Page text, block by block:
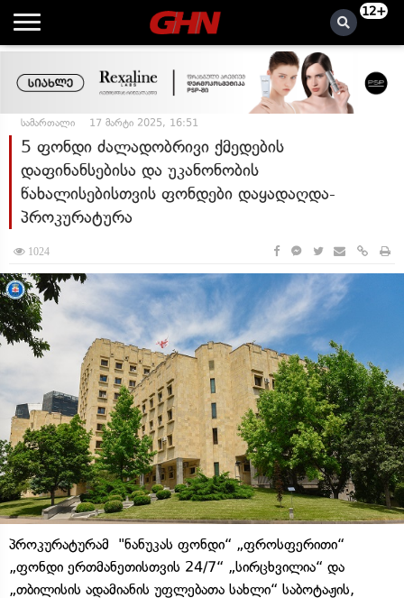
12+
სამართალი 17 მარტი 2025, 16:51
5 ფონდი ძალადობრივი ქმედების
დაფინანსებისა და უკანონობის
წახალისებისთვის ფონდები დაყადაღდა-
პროკურატურა
1024
პროკურატურამ "ნანუკას ფონდი“ „ფროსფერითი“
„ფონდი ერთმანეთისთვის 24/7“ „სირცხვილია“ და
„თბილისის ადამიანის უფლებათა სახლი“ საბოტაჟის,